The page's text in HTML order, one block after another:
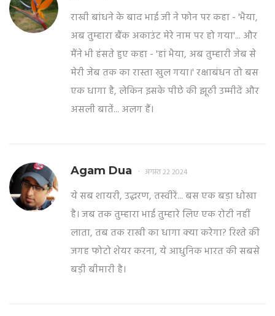
राखी बांधने के बाद भाई जी ने फोन पर कहा - 'भैया,
अब तुम्हारा बैंक अकाउंट मेरे नाम पर हो गया'... और
मैंने भी हंसते हुए कहा - 'हां भैया, अब तुम्हारी जेब से
मेरी जेब तक का रास्ता खुल गया।' रक्षाबंधन तो बस
एक धागा है, लेकिन इसके पीछे की झूठी उम्मीदें और
असली बातें... अलग हैं।
Agam Dua अगस्त 22 2024
ये सब शायरी, उद्धरण, तस्वीरें... बस एक बड़ा धोखा
है। जब तक तुम्हारा भाई तुम्हारे लिए एक रोटी नहीं
लाता, तब तक राखी का धागा क्या करेगा? रिश्ते की
जगह फोटो शेयर करना, ये आधुनिक भारत की सबसे
बड़ी बीमारी है।